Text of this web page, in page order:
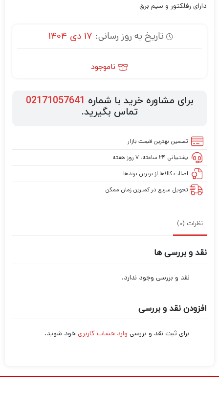
دارای رفلکتور و سیم برق
تاریخ به روز رسانی: 17 دی 1404
ناموجود
برای مشاوره خرید با شماره 02171057641
تماس بگیرید.
تضمین بهترین قیمت بازار
پشتیبانی ۲۴ ساعته، ۷ روز هفته
اصالت کالاها از برترین برندها
تحویل سریع در کمترین زمان ممکن
نظرات (0)
نقد و بررسی ها
نقد و بررسی وجود ندارد.
افزودن نقد و بررسی
برای ثبت نقد و بررسی وارد حساب کاربری خود شوید.